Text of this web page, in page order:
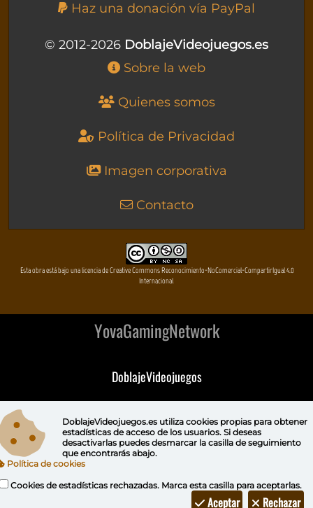
Haz una donación vía PayPal
© 2012-2026 DoblajeVideojuegos.es
Sobre la web
Quienes somos
Política de Privacidad
Imagen corporativa
Contacto
Esta obra está bajo una licencia de Creative Commons Reconocimiento-NoComercial-CompartirIgual 4.0
Internacional
YovaGamingNetwork
DoblajeVideojuegos
DeVuego GAL
DeVuego Portugal
DoblajeVideojuegos.es utiliza cookies propiaspara obtener
estadísticas de acceso de los usuarios. Si deseas
desactivarlas puedes desmarcar la casilla de seguimiento
que encontrarás abajo.
Política de cookies
Cookies de estadísticas rechazadas. Marca esta casilla para aceptarlas.
Rechazar
Aceptar